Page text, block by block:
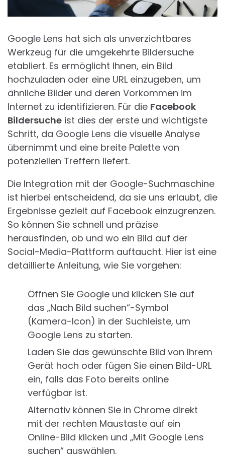
Google Lens hat sich als unverzichtbares
Werkzeug für die umgekehrte Bildersuche
etabliert. Es ermöglicht Ihnen, ein Bild
hochzuladen oder eine URL einzugeben, um
ähnliche Bilder und deren Vorkommen im
Internet zu identifizieren. Für die Facebook
Bildersuche ist dies der erste und wichtigste
Schritt, da Google Lens die visuelle Analyse
übernimmt und eine breite Palette von
potenziellen Treffern liefert.
Die Integration mit der Google-Suchmaschine
ist hierbei entscheidend, da sie uns erlaubt, die
Ergebnisse gezielt auf Facebook einzugrenzen.
So können Sie schnell und präzise
herausfinden, ob und wo ein Bild auf der
Social-Media-Plattform auftaucht. Hier ist eine
detaillierte Anleitung, wie Sie vorgehen:
Öffnen Sie Google und klicken Sie auf
das „Nach Bild suchen“-Symbol
(Kamera-Icon) in der Suchleiste, um
Google Lens zu starten.
Laden Sie das gewünschte Bild von Ihrem
Gerät hoch oder fügen Sie einen Bild-URL
ein, falls das Foto bereits online
verfügbar ist.
Alternativ können Sie in Chrome direkt
mit der rechten Maustaste auf ein
Online-Bild klicken und „Mit Google Lens
suchen“ auswählen.